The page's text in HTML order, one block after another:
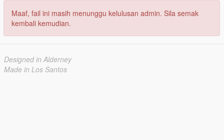
Maaf, fail ini masih menunggu kelulusan admin. Sila semak
kembali kemudian.
Designed in Alderney
Made in Los Santos